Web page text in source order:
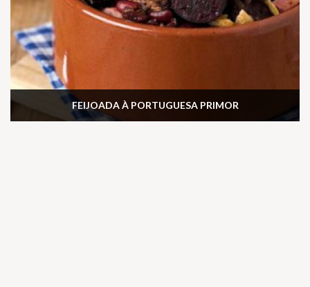
FEIJOADA À PORTUGUESA PRIMOR